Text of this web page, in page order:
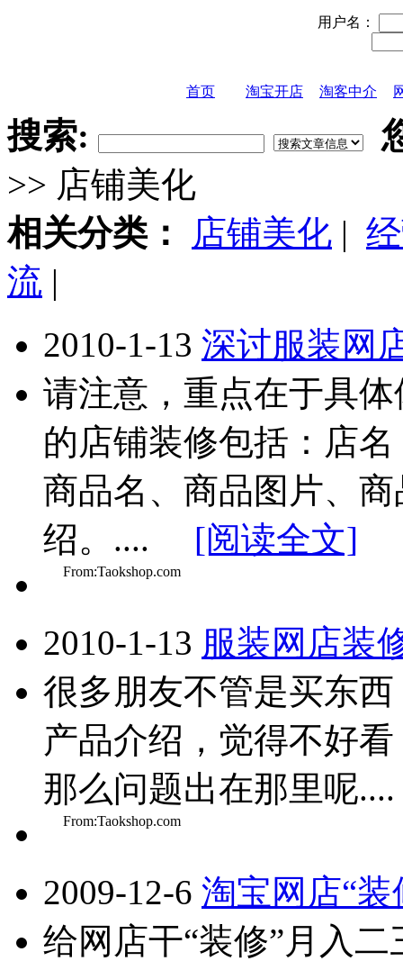
用户名：
首页 淘宝开店 淘客中介
搜索:
>> 店铺美化
相关分类：
店铺美化 |
流 |
2010-1-13 深讨服装网
请注意，重点在于具
的店铺装修包括：店
商品名、商品图片、
绍。.... [阅读全文]
From:Taokshop.com
2010-1-13 服装网店装
很多朋友不管是买东
产品介绍，觉得不好
那么问题出在那里
From:Taokshop.com
2009-12-6 淘宝网店“
给网店干“装修”月入